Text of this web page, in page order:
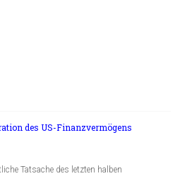
des US-Finanzvermögens
Tatsache des letzten halben